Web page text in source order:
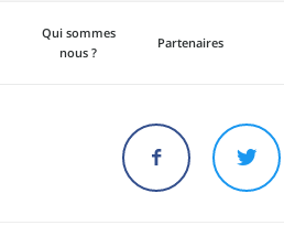
Qui sommes
nous ?
Partenaires